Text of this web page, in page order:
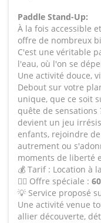
Paddle Stand-Up:
À la fois accessible
offre de nombreux
C'est une véritable
l'eau, où l'on se
Une activité douce,
Debout sur votre
unique, que ce soit
quête de sensations
devient un jeu
enfants, rejoindre
autrement ou
moments de liberté
💰 Tarif : Location à
🏄‍♀️ Offre spéciale :
💡 Service proposé
Une activité venue
allier découverte,